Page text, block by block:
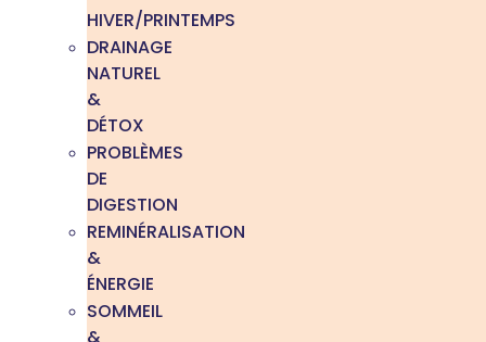
HIVER/PRINTEMPS
DRAINAGE
NATUREL
&
DÉTOX
PROBLÈMES
DE
DIGESTION
REMINÉRALISATION
&
ÉNERGIE
SOMMEIL
&